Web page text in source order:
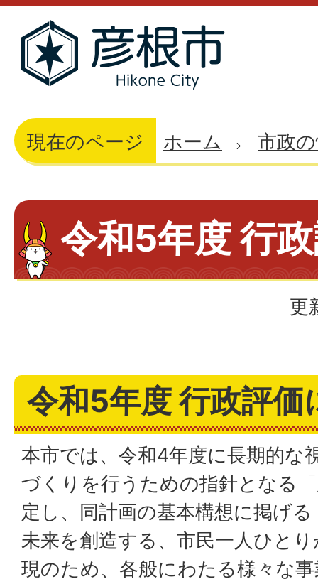
現在のページ ホーム 市政
令和5年度 行
更
令和5年度 行政評価
本市では、令和4年度に長期的な
づくりを行うための指針となる
定し、同計画の基本構想に掲げ
未来を創造する、市民一人ひと
現のため、各般にわたる様々な